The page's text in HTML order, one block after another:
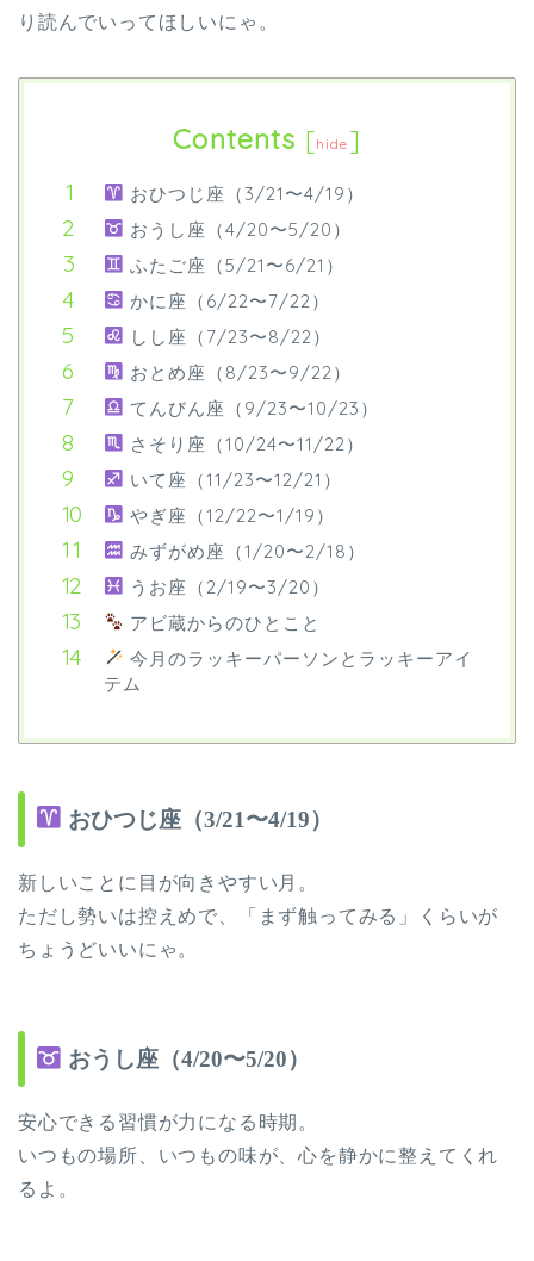
り読んでいってほしいにゃ。
Contents [hide ]
おひつじ座（3/21〜4/19）
おうし座（4/20〜5/20）
ふたご座（5/21〜6/21）
かに座（6/22〜7/22）
しし座（7/23〜8/22）
おとめ座（8/23〜9/22）
てんびん座（9/23〜10/23）
さそり座（10/24〜11/22）
いて座（11/23〜12/21）
やぎ座（12/22〜1/19）
みずがめ座（1/20〜2/18）
うお座（2/19〜3/20）
アビ蔵からのひとこと
今月のラッキーパーソンとラッキーアイ
テム
おひつじ座（3/21〜4/19）
新しいことに目が向きやすい月。
ただし勢いは控えめで、「まず触ってみる」くらいが
ちょうどいいにゃ。
おうし座（4/20〜5/20）
安心できる習慣が力になる時期。
いつもの場所、いつもの味が、心を静かに整えてくれ
るよ。